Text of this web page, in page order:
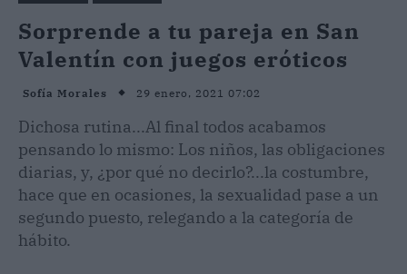
Sorprende a tu pareja en San
Valentín con juegos eróticos
Sofía Morales 29 enero, 2021 07:02
Dichosa rutina...Al final todos acabamos
pensando lo mismo: Los niños, las obligaciones
diarias, y, ¿por qué no decirlo?...la costumbre,
hace que en ocasiones, la sexualidad pase a un
segundo puesto, relegando a la categoría de
hábito.